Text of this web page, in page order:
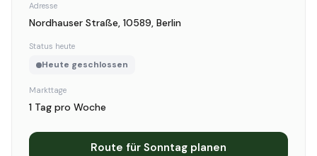
Adresse
Nordhauser Straße, 10589, Berlin
Status heute
Heute geschlossen
Markttage
1 Tag pro Woche
Route für Sonntag planen